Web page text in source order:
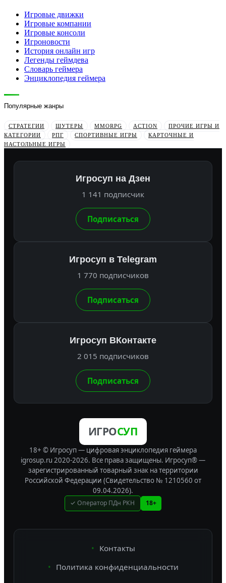
Игровые движки
Игровые компании
Игровые консоли
Игроновости
История онлайн игр
Легенды геймдева
Словарь геймера
Энциклопедия геймера
Популярные жанры
СТРАТЕГИИ ШУТЕРЫ MMORPG ACTION
ПРОЧИЕ ИГРЫ И
КАТЕГОРИИ
РПГ СПОРТИВНЫЕ ИГРЫ
КАРТОЧНЫЕ И
НАСТОЛЬНЫЕ ИГРЫ
Игросуп на Дзен
1 141 подписчик
Подписаться
Игросуп в Telegram
1 770 подписчиков
Подписаться
Игросуп ВКонтакте
2 015 подписчиков
Подписаться
ИГРОСУП
18+ © Игросуп — цифровая энциклопедия геймера
igrosup.ru 2020-2026. Все права защищены. Игросуп® —
зарегистрированный товарный знак на территории
Российской Федерации (Свидетельство № 1210560 от
09.04.2026).
✓ Оператор ПДн РКН 18+
Контакты
Политика конфиденциальности